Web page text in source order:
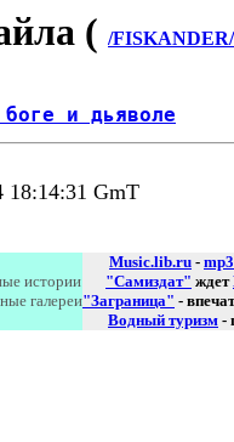
( /FISKANDER/
и дьяволе
18:14:31 GmT
истории
галереи
Music.lib.ru - mp3
"Самиздат" ждет
"Заграница" -
Водный туризм -